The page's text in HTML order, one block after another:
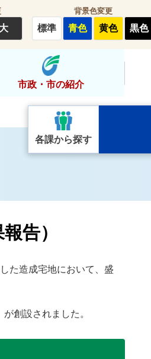
背景色変更
標準 青色 黄色 黒色
市政・市の紹介
各課から探す
告）
た造成宅地において、盛
創設されました。